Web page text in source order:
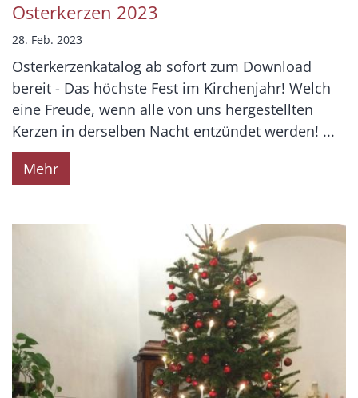
Osterkerzen 2023
28. Feb. 2023
Osterkerzenkatalog ab sofort zum Download
bereit - Das höchste Fest im Kirchenjahr! Welch
eine Freude, wenn alle von uns hergestellten
Kerzen in derselben Nacht entzündet werden! ...
Mehr